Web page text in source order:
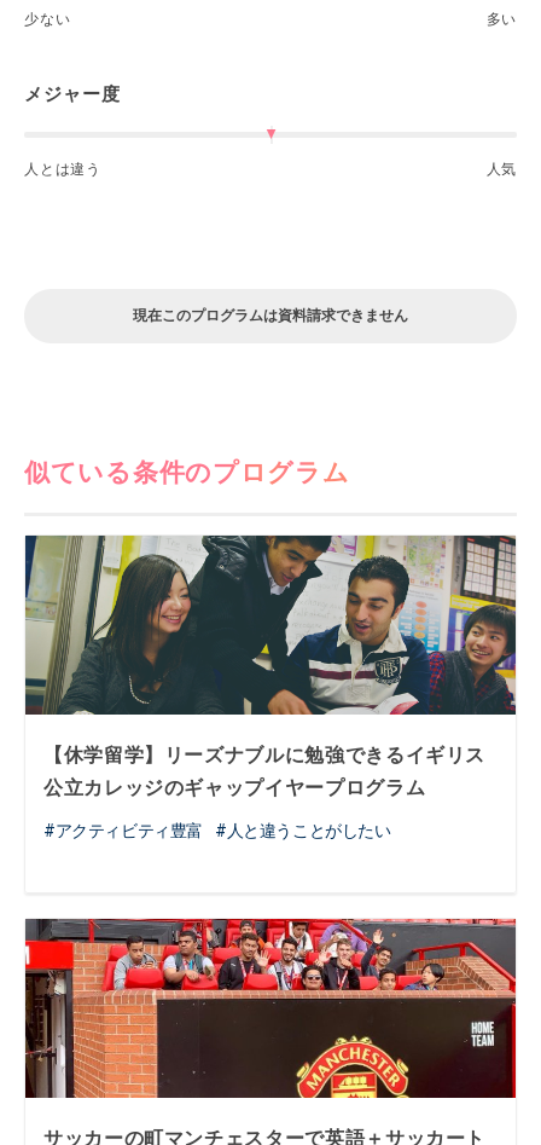
少ない 多い
メジャー度
人とは違う 人気
現在このプログラムは資料請求できません
似ている条件のプログラム
【休学留学】リーズナブルに勉強できるイギリス
公立カレッジのギャップイヤープログラム
アクティビティ豊富 人と違うことがしたい
サッカーの町マンチェスターで英語＋サッカート